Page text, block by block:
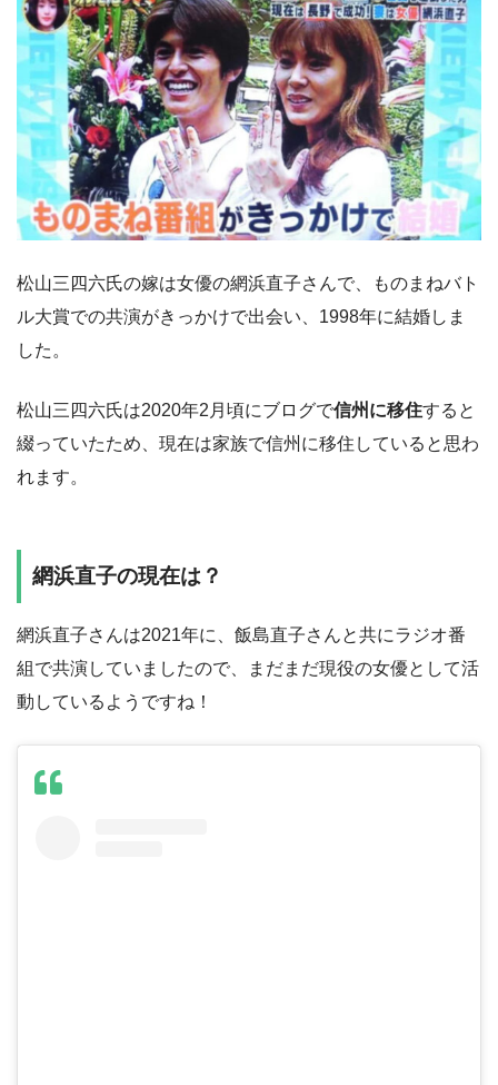
松山三四六氏の嫁は女優の網浜直子さんで、ものまねバト
ル大賞での共演がきっかけで出会い、1998年に結婚しま
した。
松山三四六氏は2020年2月頃にブログで信州に移住すると
綴っていたため、現在は家族で信州に移住していると思わ
れます。
網浜直子の現在は？
網浜直子さんは2021年に、飯島直子さんと共にラジオ番
組で共演していましたので、まだまだ現役の女優として活
動しているようですね！